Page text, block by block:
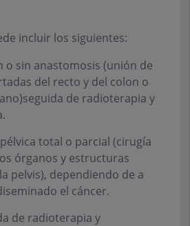
incluir los siguientes:
o sin anastomosis (unión de
del recto y del colon o
de radioterapia y
pélvica total o parcial (cirugía
órganos y estructuras
pelvis), dependiendo de a
el cáncer.
de radioterapia y